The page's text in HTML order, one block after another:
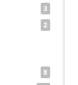
3
2
8